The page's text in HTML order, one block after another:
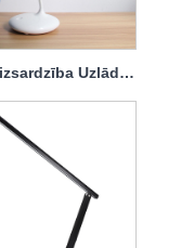
Acu aizsardzība Uzlādējama LED USB lasīšanas lampiņa